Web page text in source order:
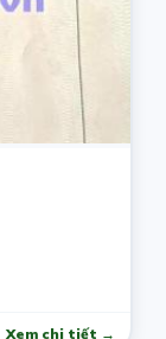
Xem chi tiết →